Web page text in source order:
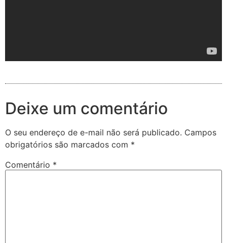
Deixe um comentário
O seu endereço de e-mail não será publicado. Campos
obrigatórios são marcados com *
Comentário *